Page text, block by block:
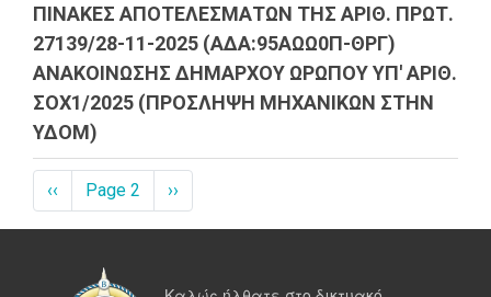
ΠΙΝΑΚΕΣ ΑΠΟΤΕΛΕΣΜΑΤΩΝ ΤΗΣ ΑΡΙΘ. ΠΡΩΤ.
27139/28-11-2025 (ΑΔΑ:95ΑΩΩ0Π-ΘΡΓ)
ΑΝΑΚΟΙΝΩΣΗΣ ΔΗΜΑΡΧΟΥ ΩΡΩΠΟΥ ΥΠ' ΑΡΙΘ.
ΣΟΧ1/2025 (ΠΡΟΣΛΗΨΗ ΜΗΧΑΝΙΚΩΝ ΣΤΗΝ
ΥΔΟΜ)
Σελιδοποίηση
Προηγούμενη
σελίδα
‹‹ Page 2
Next
page
››